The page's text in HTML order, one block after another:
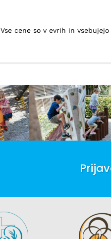
Vse cene so v evrih in vsebujejo